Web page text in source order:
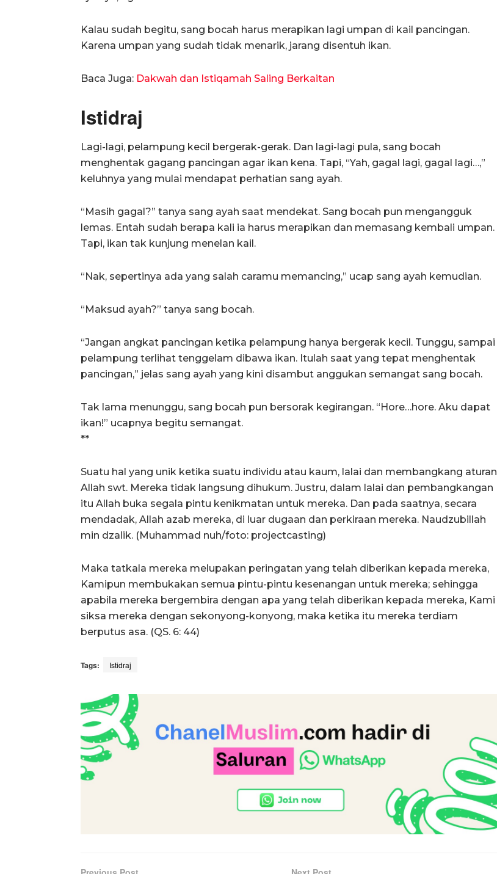
Kalau sudah begitu, sang bocah harus merapikan lagi umpan di kail pancingan.
Karena umpan yang sudah tidak menarik, jarang disentuh ikan.
Baca Juga: Dakwah dan Istiqamah Saling Berkaitan
Istidraj
Lagi-lagi, pelampung kecil bergerak-gerak. Dan lagi-lagi pula, sang bocah
menghentak gagang pancingan agar ikan kena. Tapi, “Yah, gagal lagi, gagal lagi…,”
keluhnya yang mulai mendapat perhatian sang ayah.
“Masih gagal?” tanya sang ayah saat mendekat. Sang bocah pun mengangguk
lemas. Entah sudah berapa kali ia harus merapikan dan memasang kembali umpan.
Tapi, ikan tak kunjung menelan kail.
“Nak, sepertinya ada yang salah caramu memancing,” ucap sang ayah kemudian.
“Maksud ayah?” tanya sang bocah.
“Jangan angkat pancingan ketika pelampung hanya bergerak kecil. Tunggu, sampai
pelampung terlihat tenggelam dibawa ikan. Itulah saat yang tepat menghentak
pancingan,” jelas sang ayah yang kini disambut anggukan semangat sang bocah.
Tak lama menunggu, sang bocah pun bersorak kegirangan. “Hore…hore. Aku dapat
ikan!” ucapnya begitu semangat.
**
Suatu hal yang unik ketika suatu individu atau kaum, lalai dan membangkang aturan
Allah swt. Mereka tidak langsung dihukum. Justru, dalam lalai dan pembangkangan
itu Allah buka segala pintu kenikmatan untuk mereka. Dan pada saatnya, secara
mendadak, Allah azab mereka, di luar dugaan dan perkiraan mereka. Naudzubillah
min dzalik. (Muhammad nuh/foto: projectcasting)
Maka tatkala mereka melupakan peringatan yang telah diberikan kepada mereka,
Kamipun membukakan semua pintu-pintu kesenangan untuk mereka; sehingga
apabila mereka bergembira dengan apa yang telah diberikan kepada mereka, Kami
siksa mereka dengan sekonyong-konyong, maka ketika itu mereka terdiam
berputus asa. (QS. 6: 44)
Tags: Istidraj